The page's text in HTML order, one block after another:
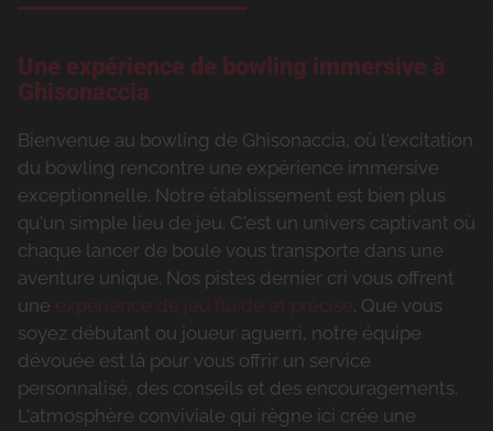
Une expérience de bowling immersive à
Ghisonaccia
Bienvenue au bowling de Ghisonaccia, où l'excitation
du bowling rencontre une expérience immersive
exceptionnelle. Notre établissement est bien plus
qu'un simple lieu de jeu. C'est un univers captivant où
chaque lancer de boule vous transporte dans une
aventure unique. Nos pistes dernier cri vous offrent
une expérience de jeu fluide et précise. Que vous
soyez débutant ou joueur aguerri, notre équipe
dévouée est là pour vous offrir un service
personnalisé, des conseils et des encouragements.
L'atmosphère conviviale qui règne ici crée une